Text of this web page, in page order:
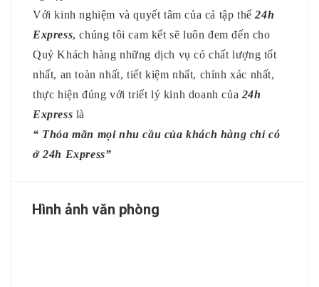
Với kinh nghiệm và quyết tâm của cả tập thể24h
Express, chúng tôi cam kết sẽ luôn đem đến cho
Quý Khách hàng những dịch vụ có chất lượng tốt
nhất, an toàn nhất, tiết kiệm nhất, chính xác nhất,
thực hiện đúng với triết lý kinh doanh của 24h
Express là
“ Thỏa mãn mọi nhu cầu của khách hàng chỉ có
ở 24h Express”
Hình ảnh văn phòng